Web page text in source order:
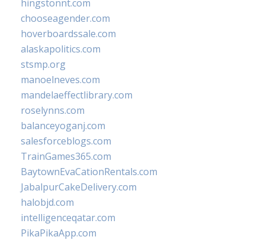
hingstonnt.com
chooseagender.com
hoverboardssale.com
alaskapolitics.com
stsmp.org
manoelneves.com
mandelaeffectlibrary.com
roselynns.com
balanceyoganj.com
salesforceblogs.com
TrainGames365.com
BaytownEvaCationRentals.com
JabalpurCakeDelivery.com
halobjd.com
intelligenceqatar.com
PikaPikaApp.com